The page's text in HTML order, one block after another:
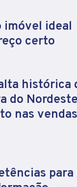
imóvel ideal
certo
histórica
do
nas
para